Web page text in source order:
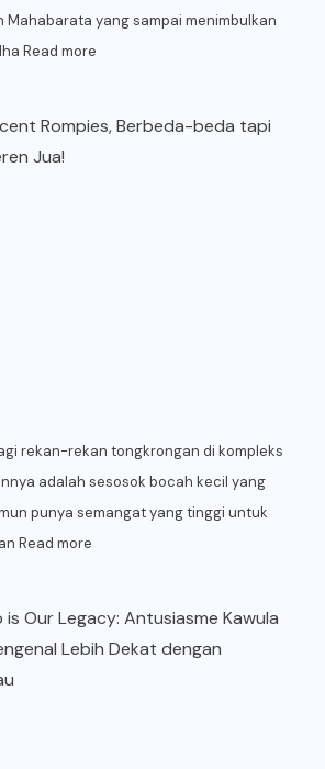
Mahabarata yang sampai menimbulkan
Read more
Rompies, Berbeda-beda tapi
Jua!
rekan-rekan tongkrongan di kompleks
adalah sesosok bocah kecil yang
punya semangat yang tinggi untuk
Read more
Our Legacy: Antusiasme Kawula
Lebih Dekat dengan